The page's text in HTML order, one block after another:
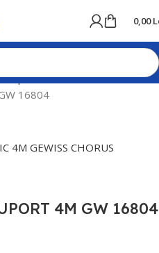
0,00
Gewiss Chorus
16804
4M GW 16804